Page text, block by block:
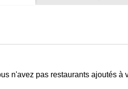
n'avez pas restaurants ajoutés à